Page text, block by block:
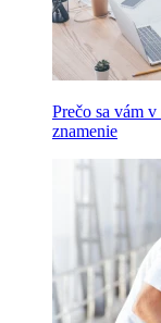
Prečo sa vám
znamenie